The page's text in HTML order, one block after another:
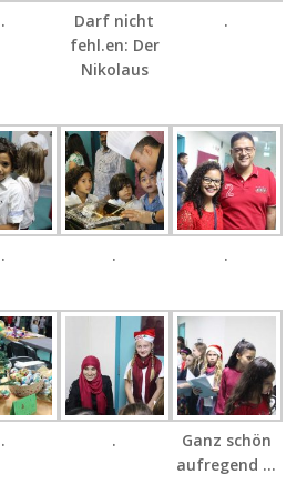
.
Darf nicht
fehl.en: Der
Nikolaus
.
. . .
. .
Ganz schön
aufregend …